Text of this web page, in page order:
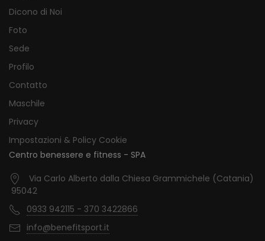
Dicono di Noi
Foto
Sede
Profilo
Contatto
Maschile
Privacy
Impostazioni & Policy Cookie
Centro benessere e fitness - SPA
Via Carlo Alberto dalla Chiesa Grammichele (Catania)
95042
0933 942115 - 370 3422866
info@benefitsport.it